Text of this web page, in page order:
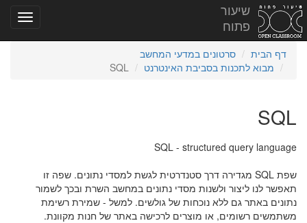
שיעור
פתוח
דף הבית
סרטונים במדעי המחשב
מבוא לתכנות בסביבת האינטרנט
SQL
SQL
SQL - structured query language
שפת SQL מגדירה דרך סטנדרטית לגשת למסדי נתונים. שפה זו
תאפשר לנו ליצור ולשנות מסדי נתונים במחשב השרת ובכך לשמור
נתונים באתר גם ללא נוכחות של גולשים. למשל - שמירת רשימת
משתמשים רשומים, או מוצרים לרכישה באתר של חנות מקוונת.